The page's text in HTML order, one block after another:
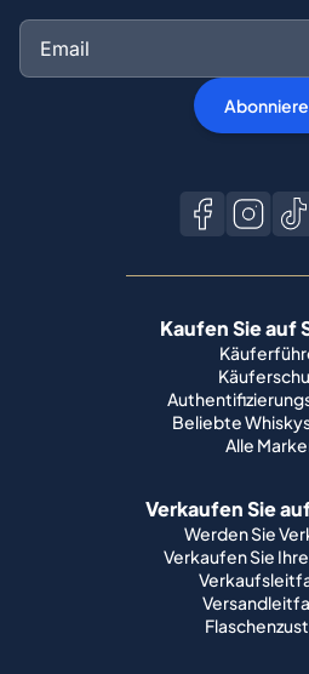
Kaufen Sie auf
Beliebte
Alle
Verkaufen Sie
Werden Sie
Verkaufen Sie